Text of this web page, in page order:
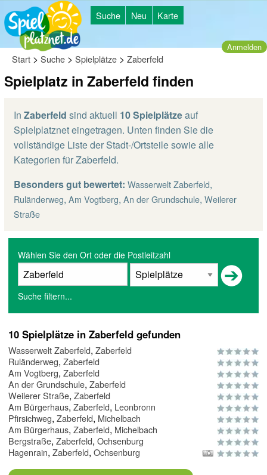
Suche Neu Karte
Anmelden
Start > Suche > Spielplätze > Zaberfeld
Spielplatz in Zaberfeld finden
In Zaberfeld sind aktuell 10 Spielplätzeauf
Spielplatznet eingetragen. Unten finden Sie die
vollständige Liste der Stadt-/Ortsteile sowie alle
Kategorien für Zaberfeld.
Besonders gut bewertet: Wasserwelt Zaberfeld,
Ruländerweg, Am Vogtberg, An der Grundschule, Weilerer
Straße
Wählen Sie den Ort oder die Postleitzahl
Suche filtern...
10 Spielplätze in Zaberfeld gefunden
Wasserwelt Zaberfeld, Zaberfeld
Ruländerweg, Zaberfeld
Am Vogtberg, Zaberfeld
An der Grundschule, Zaberfeld
Weilerer Straße, Zaberfeld
Am Bürgerhaus, Zaberfeld, Leonbronn
Pfirsichweg, Zaberfeld, Michelbach
Am Bürgerhaus, Zaberfeld, Michelbach
Bergstraße, Zaberfeld, Ochsenburg
Hagenrain, Zaberfeld, Ochsenburg